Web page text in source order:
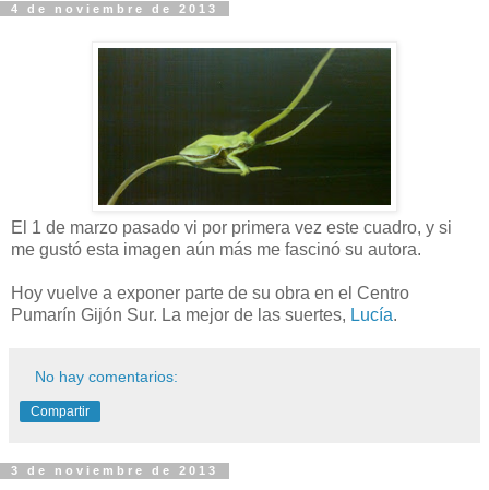
4 de noviembre de 2013
El 1 de marzo pasado vi por primera vez este cuadro, y si
me gustó esta imagen aún más me fascinó su autora.
Hoy vuelve a exponer parte de su obra en el Centro
Pumarín Gijón Sur. La mejor de las suertes, Lucía.
No hay comentarios:
Compartir
3 de noviembre de 2013